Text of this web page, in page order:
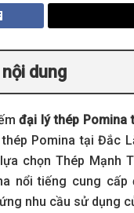
dung
đại lý thép Pomina
Pomina tại Đắc
chọn Thép Mạnh
nổi tiếng cung
nhu cầu sử dụng